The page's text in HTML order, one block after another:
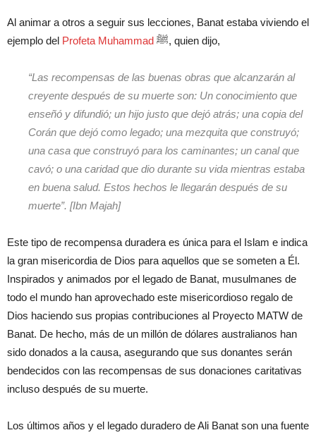
Al animar a otros a seguir sus lecciones, Banat estaba viviendo el
ejemplo del Profeta Muhammad ﷺ, quien dijo,
“Las recompensas de las buenas obras que alcanzarán al
creyente después de su muerte son: Un conocimiento que
enseñó y difundió; un hijo justo que dejó atrás; una copia del
Corán que dejó como legado; una mezquita que construyó;
una casa que construyó para los caminantes; un canal que
cavó; o una caridad que dio durante su vida mientras estaba
en buena salud. Estos hechos le llegarán después de su
muerte”. [Ibn Majah]
Este tipo de recompensa duradera es única para el Islam e indica
la gran misericordia de Dios para aquellos que se someten a Él.
Inspirados y animados por el legado de Banat, musulmanes de
todo el mundo han aprovechado este misericordioso regalo de
Dios haciendo sus propias contribuciones al Proyecto MATW de
Banat. De hecho, más de un millón de dólares australianos han
sido donados a la causa, asegurando que sus donantes serán
bendecidos con las recompensas de sus donaciones caritativas
incluso después de su muerte.
Los últimos años y el legado duradero de Ali Banat son una fuente